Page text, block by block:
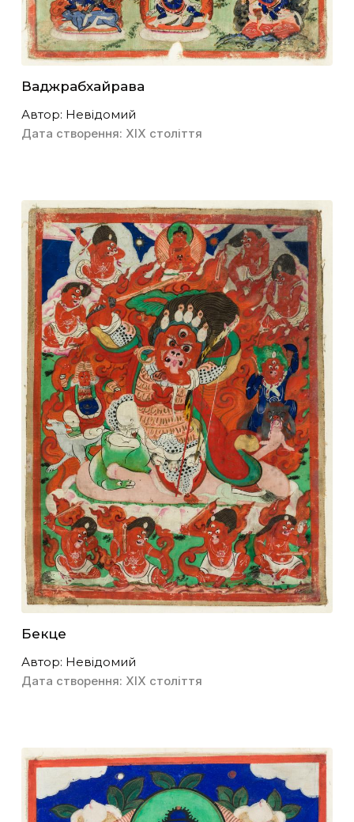
Ваджрабхайрава
Автор: Невідомий
Дата створення: ХІХ століття
Бекце
Автор: Невідомий
Дата створення: ХІХ століття